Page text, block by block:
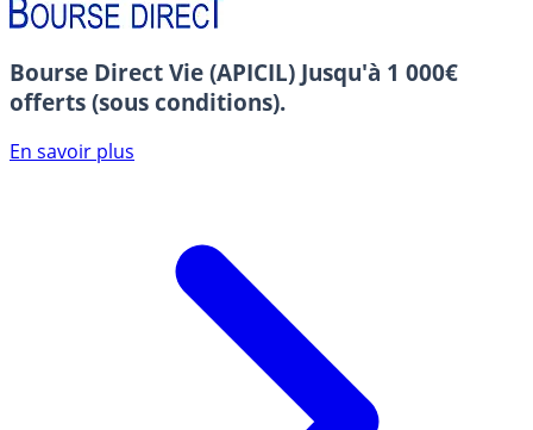
Bourse Direct Vie (APICIL) Jusqu'à 1 000€
offerts (sous conditions).
En savoir plus